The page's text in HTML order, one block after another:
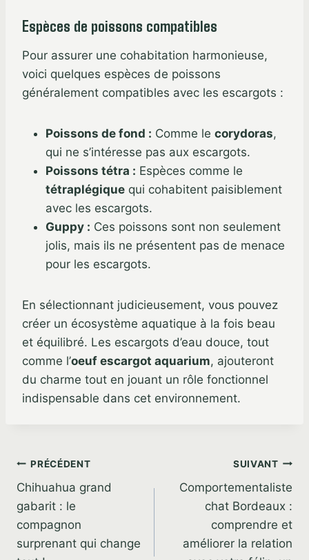
Espèces de poissons compatibles
Pour assurer une cohabitation harmonieuse,
voici quelques espèces de poissons
généralement compatibles avec les escargots :
Poissons de fond : Comme le corydoras,
qui ne s’intéresse pas aux escargots.
Poissons tétra : Espèces comme le
tétraplégique qui cohabitent paisiblement
avec les escargots.
Guppy : Ces poissons sont non seulement
jolis, mais ils ne présentent pas de menace
pour les escargots.
En sélectionnant judicieusement, vous pouvez
créer un écosystème aquatique à la fois beau
et équilibré. Les escargots d’eau douce, tout
comme l’oeuf escargot aquarium, ajouteront
du charme tout en jouant un rôle fonctionnel
indispensable dans cet environnement.
Navigation
de
l’article
PRÉCÉDENT
Chihuahua grand
gabarit : le
compagnon
surprenant qui change
SUIVANT
Comportementaliste
chat Bordeaux :
comprendre et
améliorer la relation